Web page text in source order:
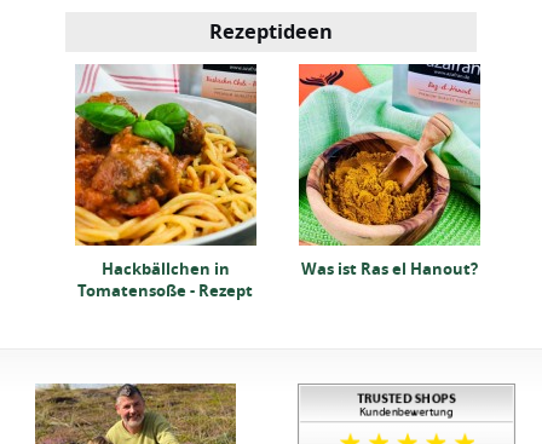
Rezeptideen
Hackbällchen in
Tomatensoße - Rezept
Was ist Ras el Hanout?